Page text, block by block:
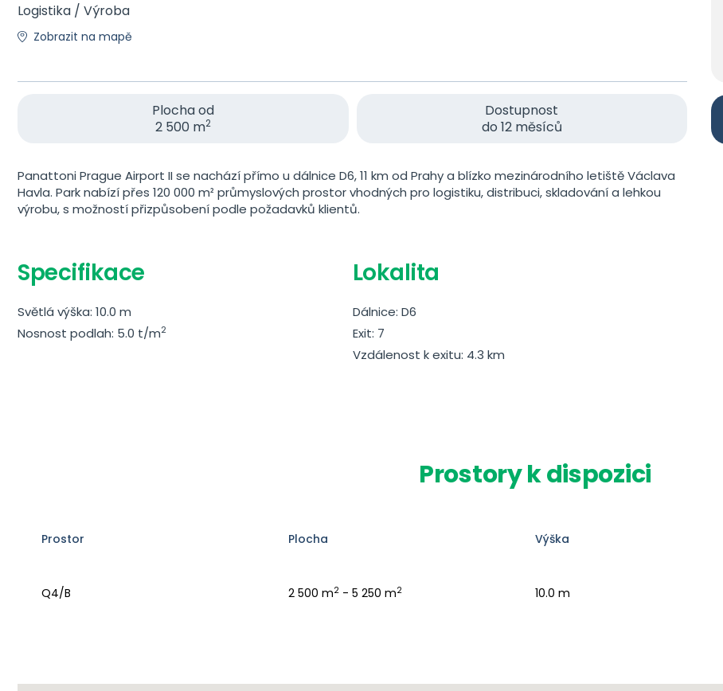
Logistika / Výroba
Zobrazit na mapě
Plocha od
2 500 m2
Dostupnost
do 12 měsíců
Panattoni Prague Airport II se nachází přímo u dálnice D6, 11 km od Prahy a blízko mezinárodního letiště Václava
Havla. Park nabízí přes 120 000 m² průmyslových prostor vhodných pro logistiku, distribuci, skladování a lehkou
výrobu, s možností přizpůsobení podle požadavků klientů.
Specifikace
Světlá výška: 10.0 m
Nosnost podlah: 5.0 t/m2
Lokalita
Dálnice: D6
Exit: 7
Vzdálenost k exitu: 4.3 km
Prostory k dispozici
Prostor Plocha Výška
Q4/B 2 500 m2 - 5 250 m2 10.0 m